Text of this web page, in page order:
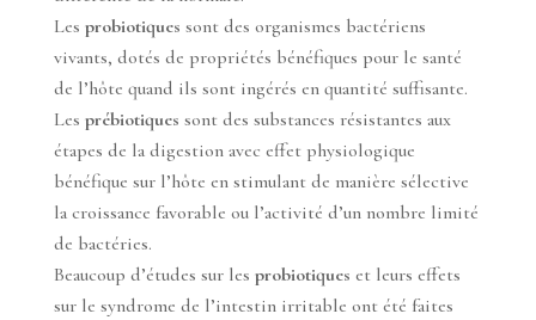
Les probiotiques sont des organismes bactériens
vivants, dotés de propriétés bénéfiques pour le santé
de l’hôte quand ils sont ingérés en quantité suffisante.
Les prébiotiques sont des substances résistantes aux
étapes de la digestion avec effet physiologique
bénéfique sur l’hôte en stimulant de manière sélective
la croissance favorable ou l’activité d’un nombre limité
de bactéries.
Beaucoup d’études sur les probiotiques et leurs effets
sur le syndrome de l’intestin irritable ont été faites